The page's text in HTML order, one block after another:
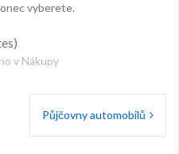
vyberete.
v Nákupy
Půjčovny automobilů